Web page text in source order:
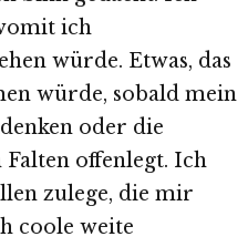
ich
würde. Etwas, das
würde, sobald mein
oder die
offenlegt. Ich
zulege, die mir
coole weite